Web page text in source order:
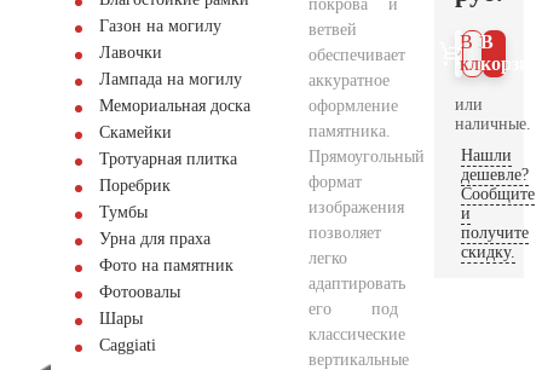
Газон на могилу
Лавочки
Лампада на могилу
Мемориальная доска
Скамейки
Тротуарная плитка
Поребрик
Тумбы
Урна для праха
Фото на памятник
Фотоовалы
Шары
Сaggiati
покрова и
ветвей
обеспечивает
аккуратное
оформление
памятника.
Прямоугольный
формат
изображения
позволяет
легко
адаптировать
его под
классические
вертикальные
В
В 1
клик
или
наличные.
Нашли
дешевле?
Сообщите
и
получите
скидку.